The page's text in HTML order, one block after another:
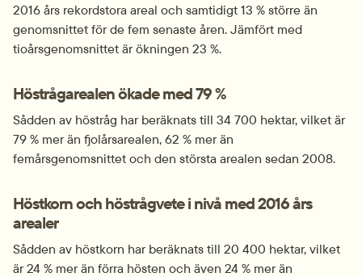
2016 års rekordstora areal och samtidigt 13 % större än
genomsnittet för de fem senaste åren. Jämfört med
tioårsgenomsnittet är ökningen 23 %.
Höstrågarealen ökade med 79 %
Sådden av höstråg har beräknats till 34 700 hektar, vilket är
79 % mer än fjolårsarealen, 62 % mer än
femårsgenomsnittet och den största arealen sedan 2008.
Höstkorn och höstrågvete i nivå med 2016 års
arealer
Sådden av höstkorn har beräknats till 20 400 hektar, vilket
är 24 % mer än förra hösten och även 24 % mer än